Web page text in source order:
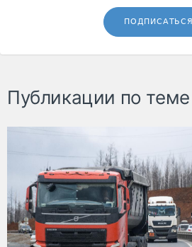
ПОДПИСАТЬСЯ
Публикации по теме